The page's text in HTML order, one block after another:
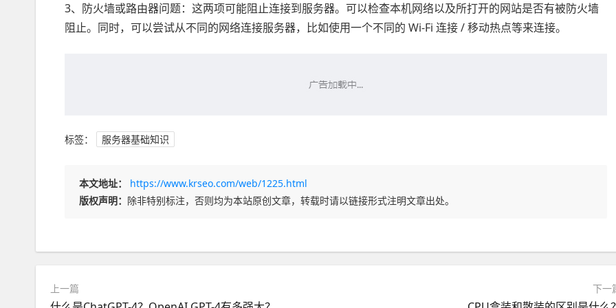
3、防火墙或路由器问题：这两项可能阻止连接到服务器。可以检查本机网络以及所打开的网站是否有被防火墙
阻止。同时，可以尝试从不同的网络连接服务器，比如使用一个不同的 Wi-Fi 连接 / 移动热点等来连接。
标签： 服务器基础知识
本文地址：
https://www.krseo.com/web/1225.html
版权声明： 除非特别标注，否则均为本站原创文章，转载时请以链接形式注明文章出处。
上一篇 下一